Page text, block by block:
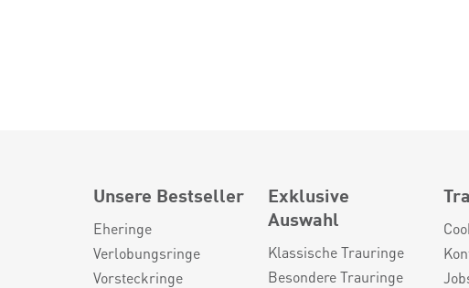
Unsere Bestseller
Eheringe
Verlobungsringe
Vorsteckringe
Exklusive
Auswahl
Klassische Trauringe
Besondere Trauringe